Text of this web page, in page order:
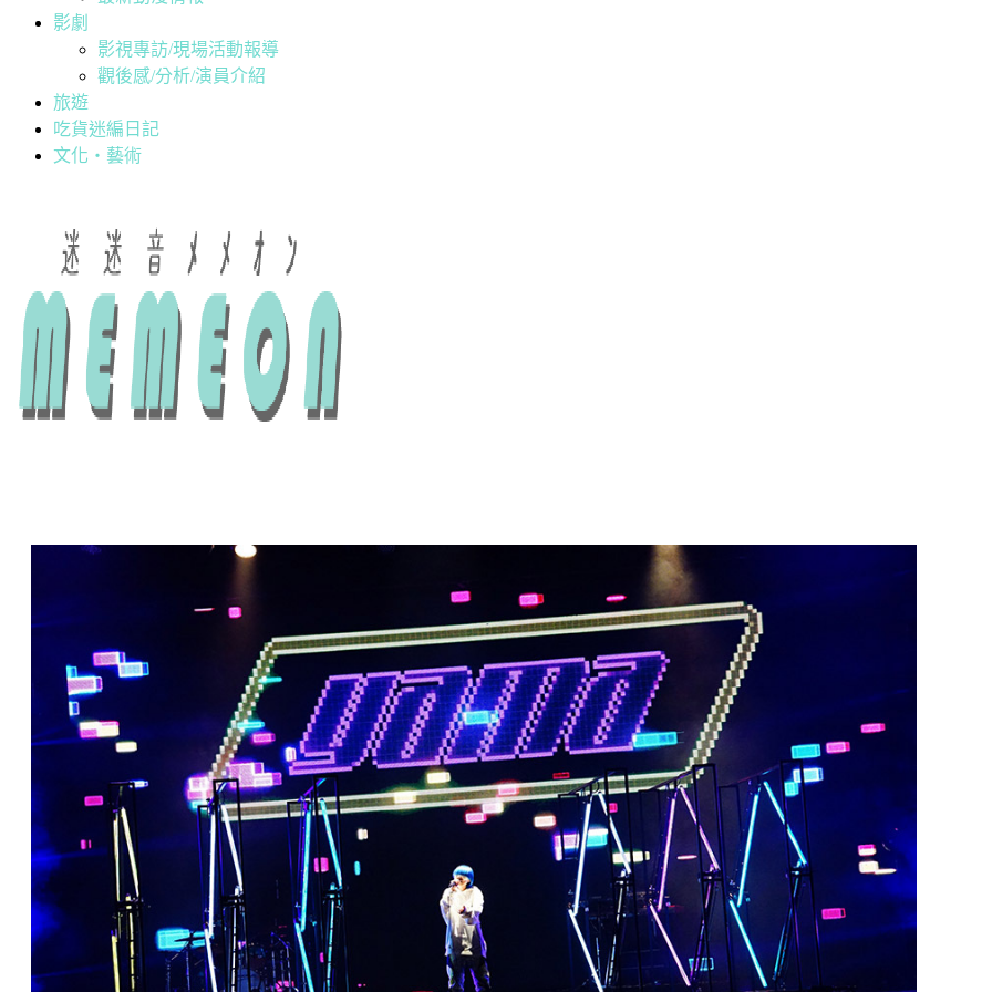
影劇
影視專訪/現場活動報導
觀後感/分析/演員介紹
旅遊
吃貨迷編日記
文化・藝術